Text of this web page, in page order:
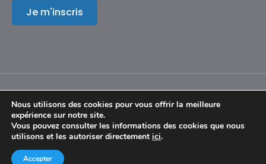
Je m'inscris
© Copyright 2024 – Festival International de Géographie
Mentions légales
Nous utilisons des cookies pour vous offrir la meilleure
expérience sur notre site.
Vous pouvez consulter les informations des cookies que nous
utilisons et les autoriser directement ici.
Accepter